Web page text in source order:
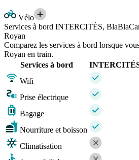
Vélo
Services à bord INTERCITÉS,
Royan
Comparez les services à bord lorsque
Royan en train.
Services à bord
Wifi
Prise électrique
Bagage
Nourriture et boisson
Climatisation